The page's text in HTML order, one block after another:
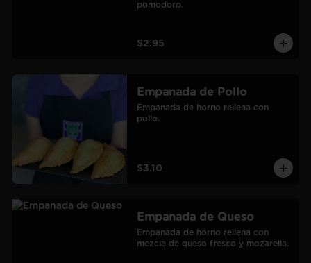
pomodoro.
$2.95
Empanada de Pollo
Empanada de horno rellena con
pollo.
$3.10
Empanada de Queso
Empanada de horno rellena con
mezcla de queso fresco y mozarella.